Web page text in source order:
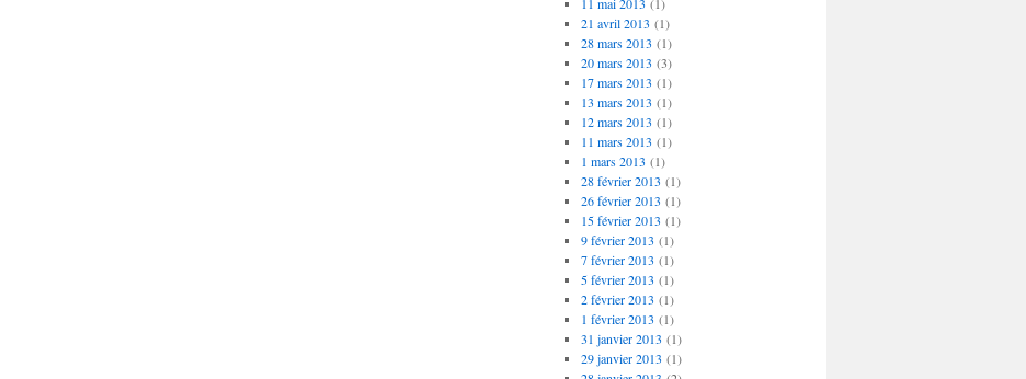
21 avril 2013 (1)
28 mars 2013 (1)
20 mars 2013 (3)
17 mars 2013 (1)
13 mars 2013 (1)
12 mars 2013 (1)
11 mars 2013 (1)
1 mars 2013 (1)
28 février 2013 (1)
26 février 2013 (1)
15 février 2013 (1)
9 février 2013 (1)
7 février 2013 (1)
5 février 2013 (1)
2 février 2013 (1)
1 février 2013 (1)
31 janvier 2013 (1)
29 janvier 2013 (1)